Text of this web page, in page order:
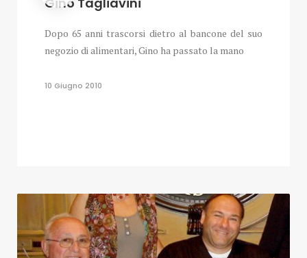
Dopo 65 anni trascorsi dietro al bancone del suo
negozio di alimentari, Gino ha passato la mano
10 Giugno 2010